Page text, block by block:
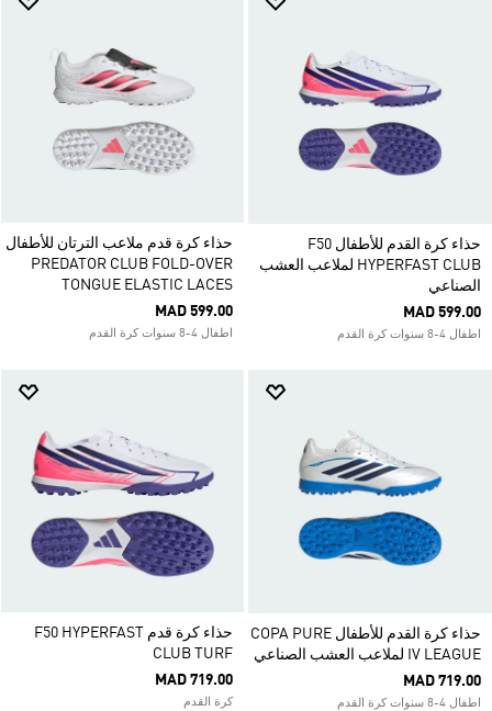
حذاء كرة القدم للأطفال F50
HYPERFAST CLUB لملاعب العشب
الصناعي
MAD 599.00
اطفال 4-8 سنوات كرة القدم
حذاء كرة قدم ملاعب الترتان للأطفال
PREDATOR CLUB FOLD-OVER
TONGUE ELASTIC LACES
MAD 599.00
اطفال 4-8 سنوات كرة القدم
حذاء كرة القدم للأطفال COPA PURE
IV LEAGUE لملاعب العشب الصناعي
MAD 719.00
اطفال 4-8 سنوات كرة القدم
حذاء كرة قدم F50 HYPERFAST
CLUB TURF
MAD 719.00
كرة القدم